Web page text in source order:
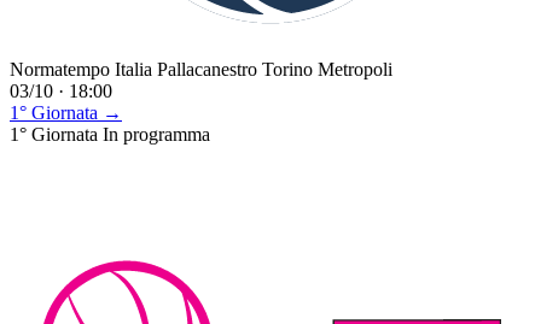
Normatempo Italia Pallacanestro Torino Metropoli
03/10 · 18:00
1° Giornata →
1° Giornata In programma